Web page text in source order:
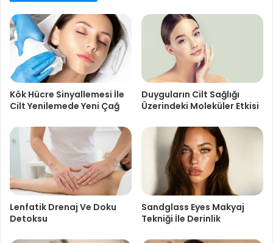
Kök Hücre Sinyallemesi İle
Cilt Yenilemede Yeni Çağ
Duyguların Cilt Sağlığı
Üzerindeki Moleküler Etkisi
Lenfatik Drenaj Ve Doku
Detoksu
Sandglass Eyes Makyaj
Tekniği İle Derinlik